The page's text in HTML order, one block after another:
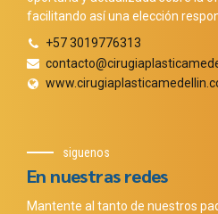
facilitando así una elección
+57 3019776313
siguenos
En nuestras redes
Mantente al tanto de nuestros